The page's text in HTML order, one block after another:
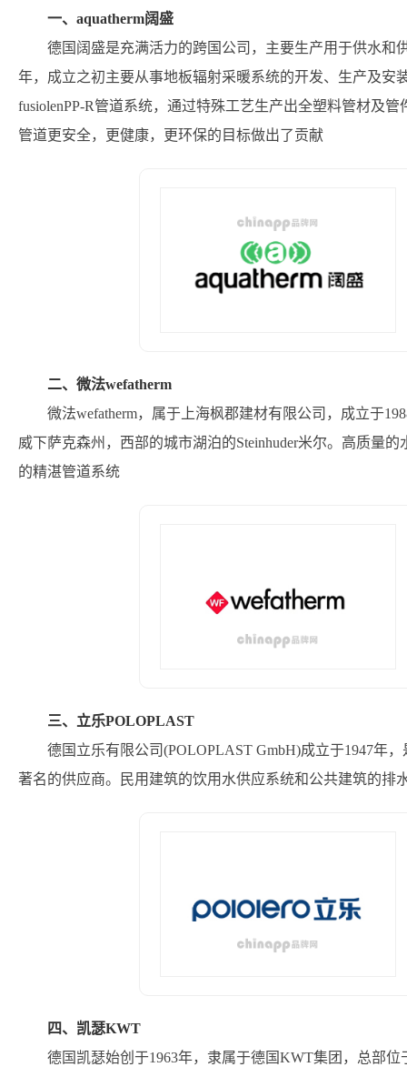
一、aquatherm阔盛
德国阔盛是充满活力的跨国公司，主要生产用于供水和
年，成立之初主要从事地板辐射采暖系统的开发、生产及安
fusiolenPP-R管道系统，通过特殊工艺生产出全塑料管材及
管道更安全，更健康，更环保的目标做出了贡献
二、微法wefatherm
微法wefatherm，属于上海枫郡建材有限公司，成立于
威下萨克森州，西部的城市湖泊的Steinhuder米尔。高质量
的精湛管道系统
三、立乐POLOPLAST
德国立乐有限公司(POLOPLAST GmbH)成立于1947年
著名的供应商。民用建筑的饮用水供应系统和公共建筑的排
四、凯瑟KWT
德国凯瑟始创于1963年，隶属于德国KWT集团，总部